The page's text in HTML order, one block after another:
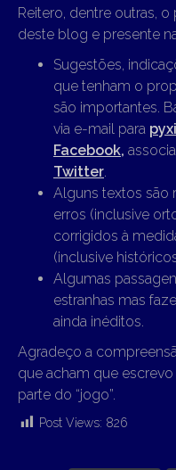
Reitero, dentre outras,
deste blog e presente
Sugestões,
que tenham o
são importantes.
via e-mail para
Facebook,
Twitter.
Alguns textos são
erros (inclusive
corrigidos à
(inclusive
Algumas
estranhas mas
ainda inéditos.
Agradeço a
que acham que
parte do “jogo”.
Post Views: 826